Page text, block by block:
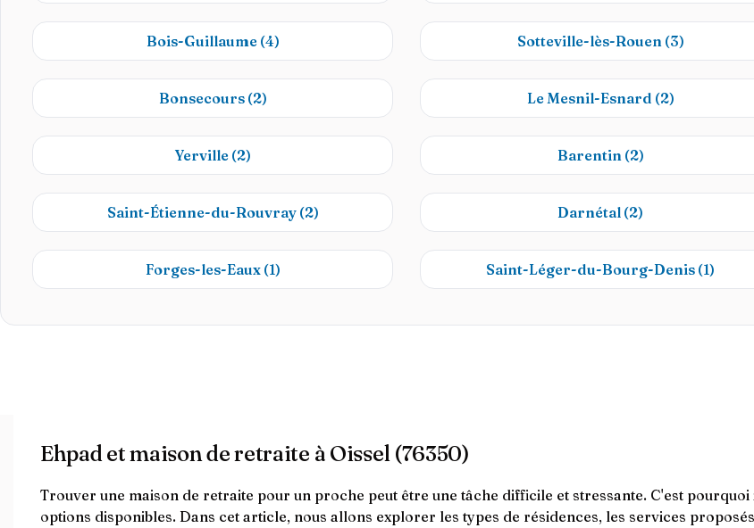
Bois-Guillaume (4) Sotteville-lès-Rouen (3)
Bonsecours (2) Le Mesnil-Esnard (2)
Yerville (2) Barentin (2)
Saint-Étienne-du-Rouvray (2) Darnétal (2)
Forges-les-Eaux (1) Saint-Léger-du-Bourg-Denis (1)
Ehpad et maison de retraite à Oissel (76350)
Trouver une maison de retraite pour un proche peut être une tâche difficile et stressante. C'est
options disponibles. Dans cet article, nous allons explorer les types de résidences, les services